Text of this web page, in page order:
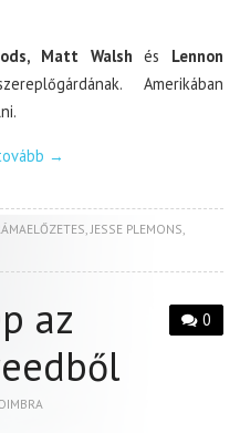
Matt Walsh és Lennon
Amerikában
→
,JESSE PLEMONS,
0
az